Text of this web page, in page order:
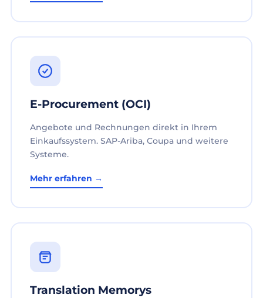
E-Procurement (OCI)
Angebote und Rechnungen direkt in Ihrem
Einkaufssystem. SAP-Ariba, Coupa und weitere
Systeme.
Mehr erfahren →
Translation Memorys